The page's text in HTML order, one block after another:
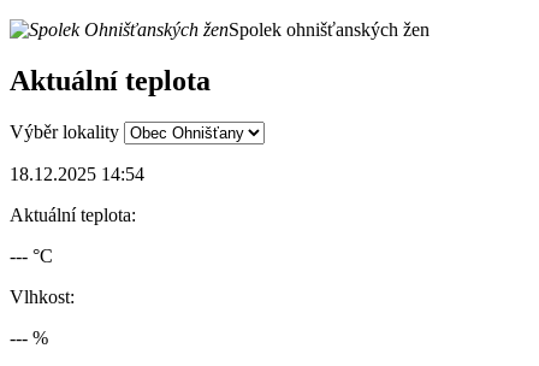
Spolek ohnišťanských žen
Aktuální teplota
Výběr lokality
18.12.2025 14:54
Aktuální teplota:
--- °C
Vlhkost:
--- %